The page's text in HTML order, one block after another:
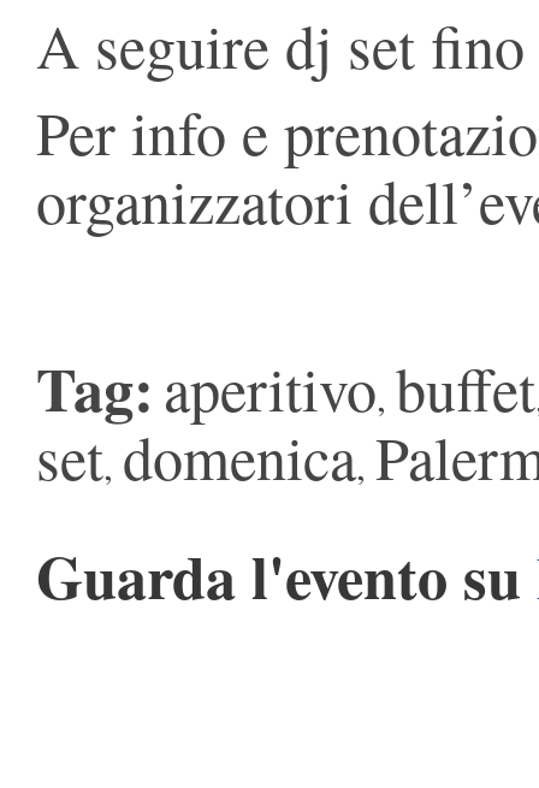
A seguire dj set
Per info e
organizzatori
Tag: aperitivo, buffet
set, domenica,
Guarda l'evento su